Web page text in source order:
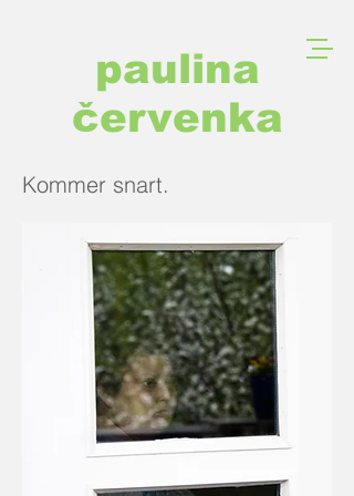
paulina
červenka
Kommer snart.